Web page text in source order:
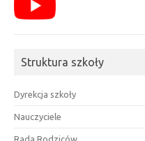
Struktura szkoły
Dyrekcja szkoły
Nauczyciele
Rada Rodziców